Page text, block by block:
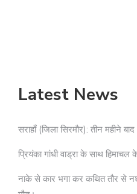
Latest News
सराहाँ (जिला सिरमौर): तीन महीने
प्रियंका गांधी वाड्रा के साथ
नाके से कार भगा कर कथित तौर से